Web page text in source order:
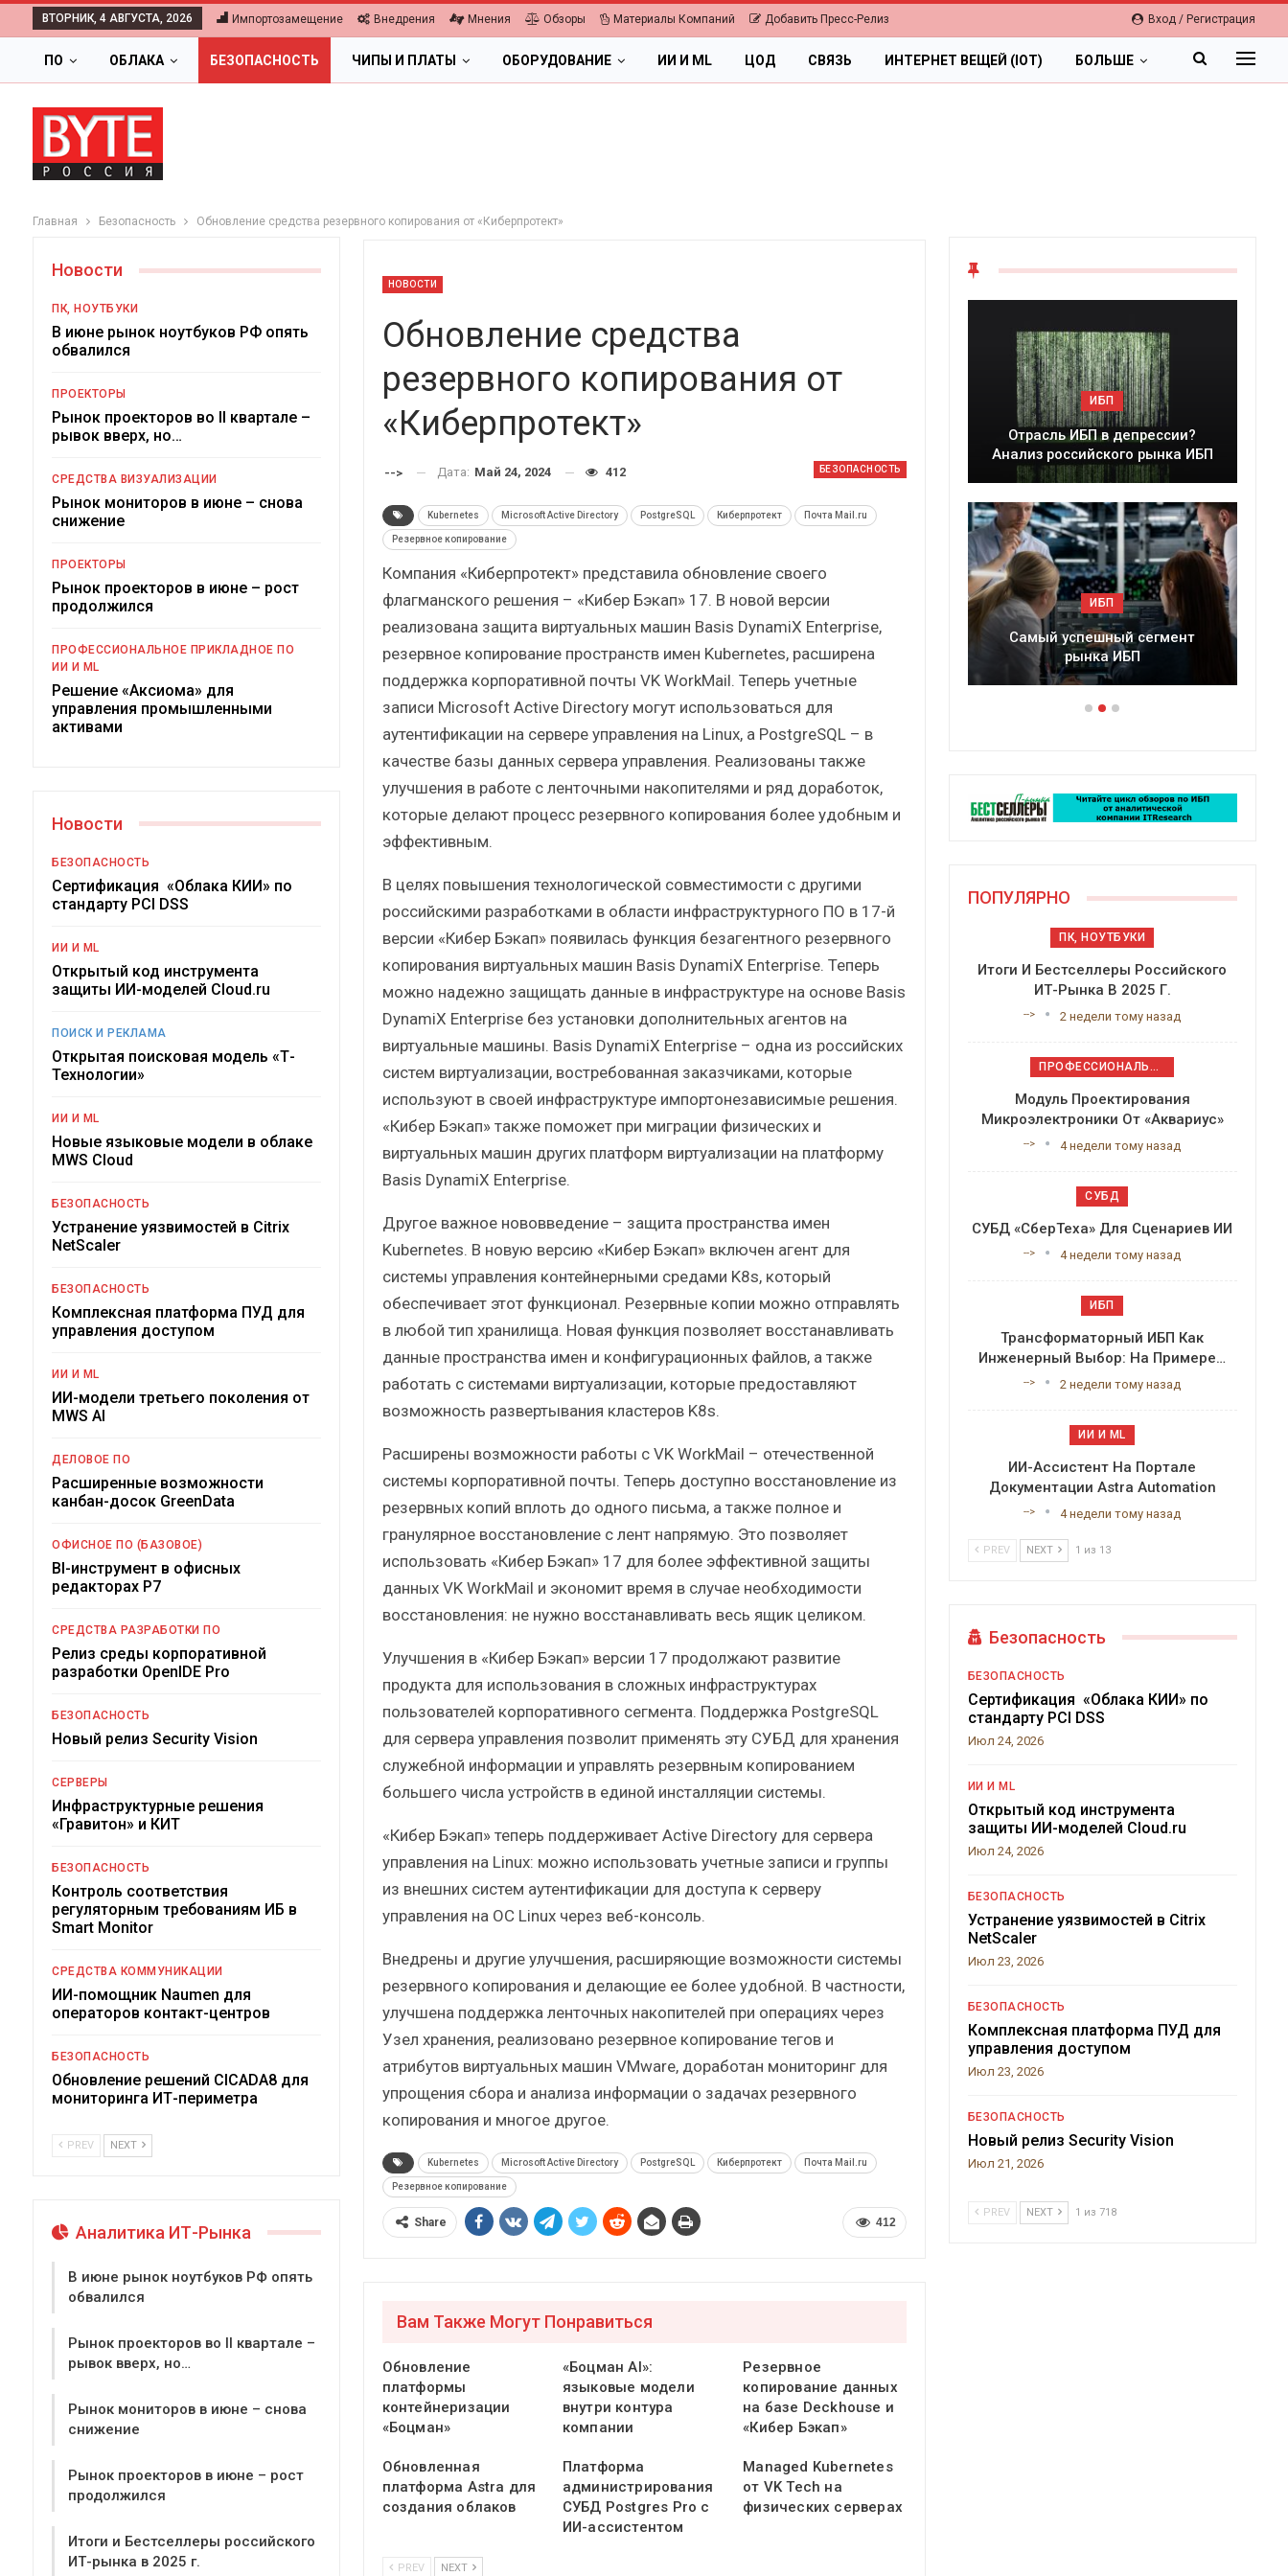
Вход / Регистрация
ВТОРНИК, 4 АВГУСТА, 2026 Импортозамещение Внедрения Мнения Обзоры Материалы Компаний Добавить Пресс-Релиз
ПО ОБЛАКА БЕЗОПАСНОСТЬ ЧИПЫ И ПЛАТЫ ОБОРУДОВАНИЕ ИИ И ML ЦОД СВЯЗЬ ИНТЕРНЕТ ВЕЩЕЙ (IOT) БОЛЬШЕ
Главная Безопасность Обновление средства резервного копирования от «Киберпротект»
НОВОСТИ
Обновление средства
резервного копирования от
«Киберпротект»
БЕЗОПАСНОСТЬ
--> Дата: Май 24, 2024 412
Kubernetes Microsoft Active Directory PostgreSQL Киберпротект Почта Mail.ru
Резервное копирование
Компания «Киберпротект» представила обновление своего
флагманского решения – «Кибер Бэкап» 17. В новой версии
реализована защита виртуальных машин Basis DynamiX Enterprise,
резервное копирование пространств имен Kubernetes, расширена
поддержка корпоративной почты VK WorkMail. Теперь учетные
записи Microsoft Active Directory могут использоваться для
аутентификации на сервере управления на Linux, а PostgreSQL – в
качестве базы данных сервера управления. Реализованы также
улучшения в работе с ленточными накопителями и ряд доработок,
которые делают процесс резервного копирования более удобным и
эффективным.
В целях повышения технологической совместимости с другими
российскими разработками в области инфраструктурного ПО в 17-й
версии «Кибер Бэкап» появилась функция безагентного резервного
копирования виртуальных машин Basis DynamiX Enterprise. Теперь
можно надежно защищать данные в инфраструктуре на основе Basis
DynamiX Enterprise без установки дополнительных агентов на
виртуальные машины. Basis DynamiX Enterprise – одна из российских
систем виртуализации, востребованная заказчиками, которые
используют в своей инфраструктуре импортонезависимые решения.
«Кибер Бэкап» также поможет при миграции физических и
виртуальных машин других платформ виртуализации на платформу
Basis DynamiX Enterprise.
Другое важное нововведение – защита пространства имен
Kubernetes. В новую версию «Кибер Бэкап» включен агент для
системы управления контейнерными средами K8s, который
обеспечивает этот функционал. Резервные копии можно отправлять
в любой тип хранилища. Новая функция позволяет восстанавливать
данные пространства имен и конфигурационных файлов, а также
работать с системами виртуализации, которые предоставляют
возможность развертывания кластеров K8s.
Расширены возможности работы с VK WorkMail – отечественной
системы корпоративной почты. Теперь доступно восстановление из
резервных копий вплоть до одного письма, а также полное и
гранулярное восстановление с лент напрямую. Это позволяет
использовать «Кибер Бэкап» 17 для более эффективной защиты
данных VK WorkMail и экономит время в случае необходимости
восстановления: не нужно восстанавливать весь ящик целиком.
Улучшения в «Кибер Бэкап» версии 17 продолжают развитие
продукта для использования в сложных инфраструктурах
пользователей корпоративного сегмента. Поддержка PostgreSQL
для сервера управления позволит применять эту СУБД для хранения
служебной информации и управлять резервным копированием
большего числа устройств в единой инсталляции системы.
«Кибер Бэкап» теперь поддерживает Active Directory для сервера
управления на Linux: можно использовать учетные записи и группы
из внешних систем аутентификации для доступа к серверу
управления на ОС Linux через веб-консоль.
Внедрены и другие улучшения, расширяющие возможности системы
резервного копирования и делающие ее более удобной. В частности,
улучшена поддержка ленточных накопителей при операциях через
Узел хранения, реализовано резервное копирование тегов и
атрибутов виртуальных машин VMware, доработан мониторинг для
упрощения сбора и анализа информации о задачах резервного
копирования и многое другое.
Kubernetes Microsoft Active Directory PostgreSQL Киберпротект Почта Mail.ru
Резервное копирование
412
Share
Вам Также Могут Понравиться
Обновление
платформы
контейнеризации
«Боцман»
«Боцман AI»:
языковые модели
внутри контура
компании
Резервное
копирование данных
на базе Deckhouse и
«Кибер Бэкап»
Обновленная
платформа Astra для
создания облаков
Платформа
администрирования
СУБД Postgres Pro с
ИИ-ассистентом
Managed Kubernetes
от VK Tech на
физических серверах
PREV NEXT
Новости
ПК, НОУТБУКИ
В июне рынок ноутбуков РФ опять
обвалился
ПРОЕКТОРЫ
Рынок проекторов во II квартале –
рывок вверх, но…
СРЕДСТВА ВИЗУАЛИЗАЦИИ
Рынок мониторов в июне – снова
снижение
ПРОЕКТОРЫ
Рынок проекторов в июне – рост
продолжился
ПРОФЕССИОНАЛЬНОЕ ПРИКЛАДНОЕ ПО
ИИ И ML
Решение «Аксиома» для
управления промышленными
активами
Новости
БЕЗОПАСНОСТЬ
Сертификация «Облака КИИ» по
стандарту PCI DSS
ИИ И ML
Открытый код инструмента
защиты ИИ-моделей Cloud.ru
ПОИСК И РЕКЛАМА
Открытая поисковая модель «Т-
Технологии»
ИИ И ML
Новые языковые модели в облаке
MWS Cloud
БЕЗОПАСНОСТЬ
Устранение уязвимостей в Citrix
NetScaler
БЕЗОПАСНОСТЬ
Комплексная платформа ПУД для
управления доступом
ИИ И ML
ИИ-модели третьего поколения от
MWS AI
ДЕЛОВОЕ ПО
Расширенные возможности
канбан-досок GreenData
ОФИСНОЕ ПО (БАЗОВОЕ)
BI-инструмент в офисных
редакторах Р7
СРЕДСТВА РАЗРАБОТКИ ПО
Релиз среды корпоративной
разработки OpenIDE Pro
БЕЗОПАСНОСТЬ
Новый релиз Security Vision
СЕРВЕРЫ
Инфраструктурные решения
«Гравитон» и КИТ
БЕЗОПАСНОСТЬ
Контроль соответствия
регуляторным требованиям ИБ в
Smart Monitor
СРЕДСТВА КОММУНИКАЦИИ
ИИ-помощник Naumen для
операторов контакт-центров
БЕЗОПАСНОСТЬ
Обновление решений CICADA8 для
мониторинга ИТ-периметра
PREV NEXT
Аналитика ИТ-Рынка
В июне рынок ноутбуков РФ опять
обвалился
Рынок проекторов во II квартале –
рывок вверх, но…
Рынок мониторов в июне – снова
снижение
Рынок проекторов в июне – рост
продолжился
Итоги и Бестселлеры российского
ИТ-рынка в 2025 г.
Цифровая экономика 2026.
Краткий статистический
российский рынок ИБП?
Итоги и Бестселлеры
ИБП
Отрасль ИБП в депрессии?
Часть II.
Самый успешный сегмент
рынка ИБП
ОБЛАКА
Цифровая экономика 2026.
Краткий статистический
сборник от…
ИБП
Подкосят ли глобальные угрозы
российский рынок ИБП?
ПОПУЛЯРНО
ПК, НОУТБУКИ
Итоги И Бестселлеры Российского
ИТ-Рынка В 2025 Г.
--> 2 недели тому назад
ПРОФЕССИОНАЛЬНОЕ ПРИКЛАДНОЕ ПО
Модуль Проектирования
Микроэлектроники От «Аквариус»
--> 4 недели тому назад
СУБД
СУБД «СберТеха» Для Сценариев ИИ
--> 4 недели тому назад
ИБП
Трансформаторный ИБП Как
Инженерный Выбор: На Примере…
--> 2 недели тому назад
ИИ И ML
ИИ-Ассистент На Портале
Документации Astra Automation
--> 4 недели тому назад
PREV NEXT 1 из 13
Безопасность
БЕЗОПАСНОСТЬ
Сертификация «Облака КИИ» по
стандарту PCI DSS
Июл 24, 2026
ИИ И ML
Открытый код инструмента
защиты ИИ-моделей Cloud.ru
Июл 24, 2026
БЕЗОПАСНОСТЬ
Устранение уязвимостей в Citrix
NetScaler
Июл 23, 2026
БЕЗОПАСНОСТЬ
Комплексная платформа ПУД для
управления доступом
Июл 23, 2026
БЕЗОПАСНОСТЬ
Новый релиз Security Vision
Июл 21, 2026
PREV NEXT 1 из 718